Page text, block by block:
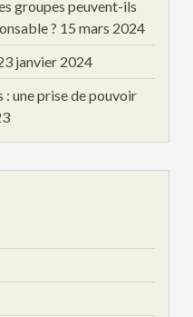
groupes peuvent-ils
? 15 mars 2024
janvier 2024
: une prise de pouvoir